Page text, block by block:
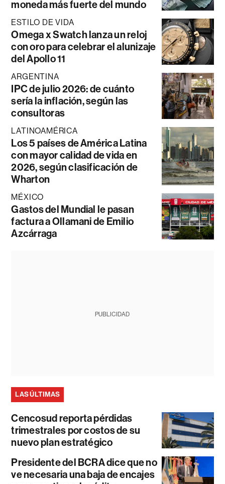
moneda más fuerte del mundo
ESTILO DE VIDA
Omega x Swatch lanza un reloj
con oro para celebrar el alunizaje
del Apollo 11
ARGENTINA
IPC de julio 2026: de cuánto
sería la inflación, según las
consultoras
LATINOAMÉRICA
Los 5 países de América Latina
con mayor calidad de vida en
2026, según clasificación de
Wharton
MÉXICO
Gastos del Mundial le pasan
factura a Ollamani de Emilio
Azcárraga
PUBLICIDAD
LAS ÚLTIMAS
Cencosud reporta pérdidas
trimestrales por costos de su
nuevo plan estratégico
Presidente del BCRA dice que no
ve necesaria una baja de encajes